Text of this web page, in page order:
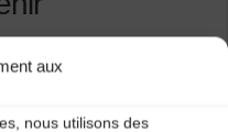
aux
nous utilisons des
li>